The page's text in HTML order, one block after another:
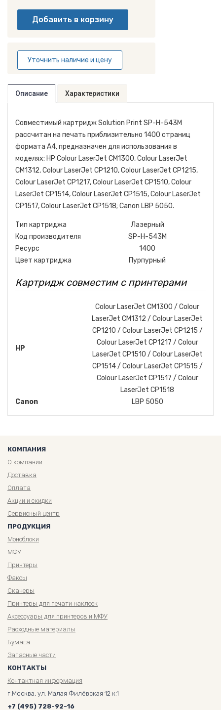
Уточнить наличие и цену
Описание Характеристики
Совместимый картридж Solution Print SP-H-543M
рассчитан на печать приблизительно 1400 страниц
формата A4, предназначен для использования в
моделях: HP Colour LaserJet CM1300, Colour LaserJet
CM1312, Colour LaserJet CP1210, Colour LaserJet CP1215,
Colour LaserJet CP1217, Colour LaserJet CP1510, Colour
LaserJet CP1514, Colour LaserJet CP1515, Colour LaserJet
CP1517, Colour LaserJet CP1518; Canon LBP 5050.
Тип картриджа
Лазерный
Код производителя
SP-H-543M
Ресурс
1400
Цвет картриджа
Пурпурный
Картридж совместим с принтерами
HP
Colour LaserJet CM1300 / Colour
LaserJet CM1312 / Colour LaserJet
CP1210 / Colour LaserJet CP1215 /
Colour LaserJet CP1217 / Colour
LaserJet CP1510 / Colour LaserJet
CP1514 / Colour LaserJet CP1515 /
Colour LaserJet CP1517 / Colour
LaserJet CP1518
Canon
LBP 5050
КОМПАНИЯ
О компании
Доставка
Оплата
Акции и скидки
Сервисный центр
ПРОДУКЦИЯ
Моноблоки
МФУ
Принтеры
Факсы
Сканеры
Принтеры для печати наклеек
Аксессуары для принтеров и МФУ
Расходные материалы
Бумага
Запасные части
КОНТАКТЫ
Контактная информация
г.Москва, ул. Малая Филёвская 12 к.1
+7 (495) 728-92-16